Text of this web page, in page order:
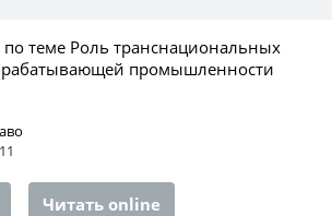
теме Роль транснациональных
промышленности
Читать online